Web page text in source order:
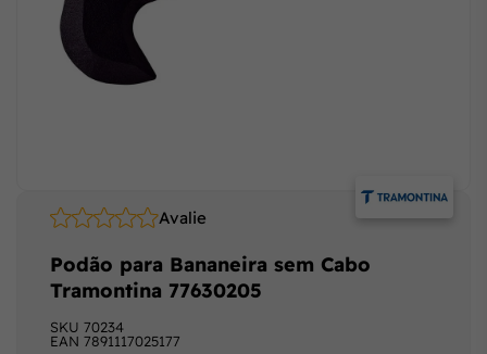
Avalie
SKU 70234
EAN 7891117025177
Podão para Bananeira sem Cabo
Tramontina 77630205